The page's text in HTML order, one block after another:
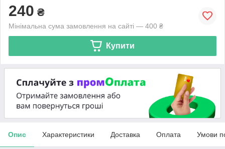
240 ₴
Мінімальна сума замовлення на сайті — 400 ₴
Купити
Опис Характеристики Доставка Оплата Умови